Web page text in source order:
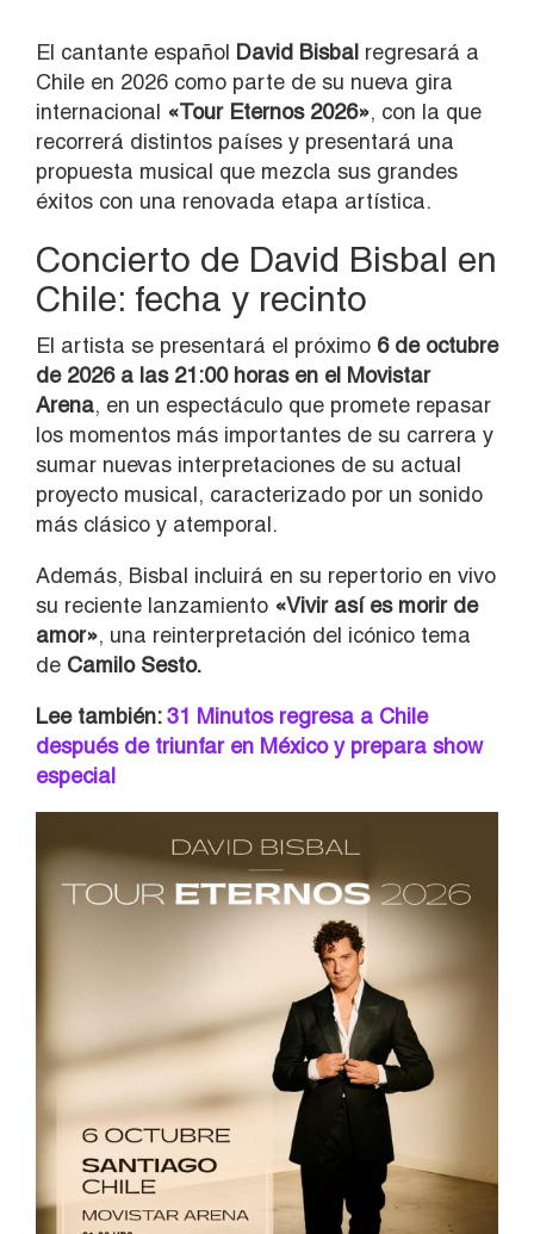
El cantante español David Bisbal regresará a
Chile en 2026 como parte de su nueva gira
internacional «Tour Eternos 2026», con la que
recorrerá distintos países y presentará una
propuesta musical que mezcla sus grandes
éxitos con una renovada etapa artística.
Concierto de David Bisbal en
Chile: fecha y recinto
El artista se presentará el próximo 6 de octubre
de 2026 a las 21:00 horas en el Movistar
Arena, en un espectáculo que promete repasar
los momentos más importantes de su carrera y
sumar nuevas interpretaciones de su actual
proyecto musical, caracterizado por un sonido
más clásico y atemporal.
Además, Bisbal incluirá en su repertorio en vivo
su reciente lanzamiento «Vivir así es morir de
amor», una reinterpretación del icónico tema
de Camilo Sesto.
Lee también:31 Minutos regresa a Chile
después de triunfar en México y prepara show
especial